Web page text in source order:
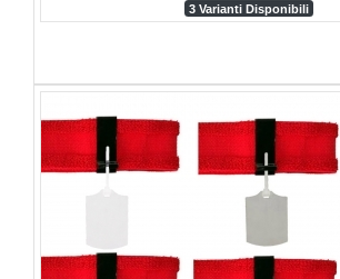
3 Varianti Disponibili